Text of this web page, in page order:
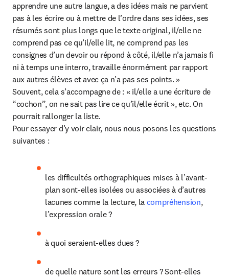
apprendre une autre langue, a des idées mais ne parvient
pas à les écrire ou à mettre de l’ordre dans ses idées, ses
résumés sont plus longs que le texte original, il/elle ne
comprend pas ce qu’il/elle lit, ne comprend pas les
consignes d’un devoir ou répond à côté, il/elle n’a jamais fi
ni à temps une interro, travaille énormément par rapport
aux autres élèves et avec ça n’a pas ses points. »
Souvent, cela s’accompagne de : « il/elle a une écriture de
“cochon”, on ne sait pas lire ce qu’il/elle écrit », etc. On
pourrait rallonger la liste.
Pour essayer d’y voir clair, nous nous posons les questions
suivantes :
les difficultés orthographiques mises à l’avant-
plan sont-elles isolées ou associées à d’autres
lacunes comme la lecture, la compréhension,
l’expression orale ?
à quoi seraient-elles dues ?
de quelle nature sont les erreurs ? Sont-elles